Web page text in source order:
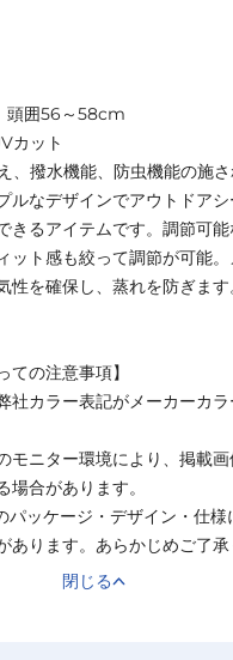
頭囲56～58cm
カット
、撥水機能、防虫機能の施
ルなデザインでアウトドア
きるアイテムです。調節可
ット感も絞って調節が可能
性を確保し、蒸れを防ぎます
ての注意事項】
社カラー表記がメーカーカ
モニター環境により、掲載
合があります。
ッケージ・デザイン・仕様
あります。あらかじめご了承
閉じる